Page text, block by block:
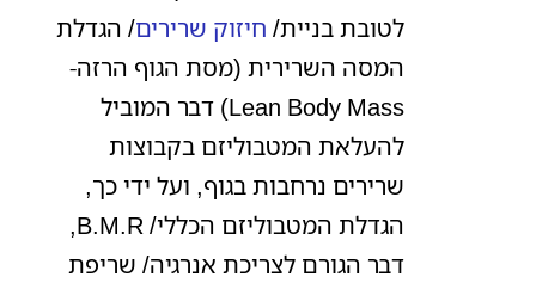
לטובת בניית/ חיזוק שרירים/ הגדלת
המסה השרירית (מסת הגוף הרזה-
Lean Body Mass) דבר המוביל
להעלאת המטבוליזם בקבוצות
שרירים נרחבות בגוף, ועל ידי כך,
הגדלת המטבוליזם הכללי/ B.M.R,
דבר הגורם לצריכת אנרגיה/ שריפת